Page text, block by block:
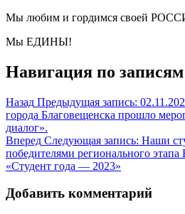
Мы любим и гордимся своей
Мы ЕДИНЫ!
Навигация по записям
Назад Предыдущая запись:
города Благовещенска прошло
диалог».
Вперед Следующая запись: Наши
победителями регионального
«Студент года — 2023»
Добавить комментарий